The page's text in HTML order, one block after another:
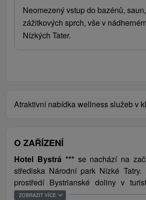
Neomezený vstup do bazénů,
zážitkových sprch, vše v
Nízkých Tater.
Atraktivní nabídka wellness služeb v
O ZAŘÍZENÍ
Hotel Bystrá ***se nachází na
střediska Národní park Nízké
prostředí Bystrianské doliny v
Tále nabízí dokonalý prostor na
ZOBRAZIT VÍCE